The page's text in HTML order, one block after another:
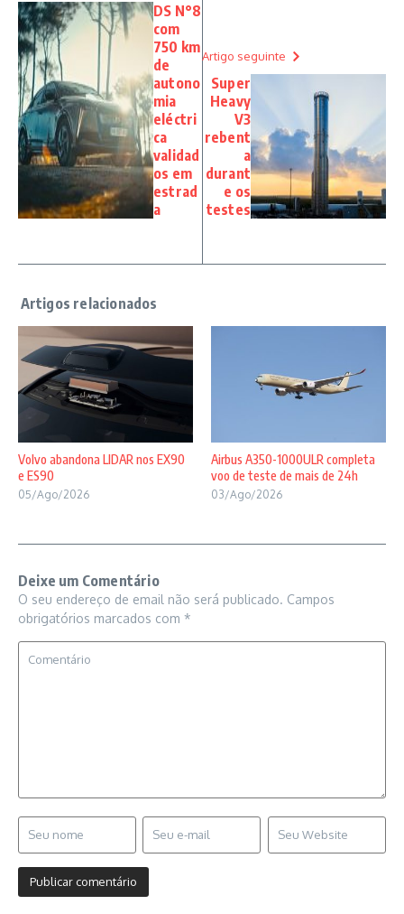
DS N°8
com
750 km
de
autono
mia
eléctri
ca
validad
os em
estrad
a
Artigo seguinte
Super
Heavy
V3
rebent
a
durant
e os
testes
Volvo abandona LIDAR nos EX90
e ES90
05/Ago/2026
Airbus A350-1000ULR completa
voo de teste de mais de 24h
03/Ago/2026
Deixe um Comentário
O seu endereço de email não será publicado. Campos
obrigatórios marcados com *